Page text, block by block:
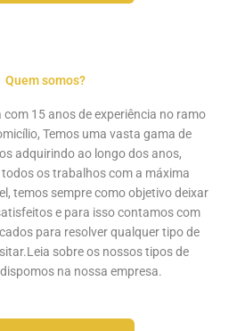
Quem somos?
15 anos de experiência no ramo
Temos uma vasta gama de
adquirindo ao longo dos anos,
os trabalhos com a máxima
temos sempre como objetivo deixar
e para isso contamos com
para resolver qualquer tipo de
sobre os nossostipos de
na nossa empresa.